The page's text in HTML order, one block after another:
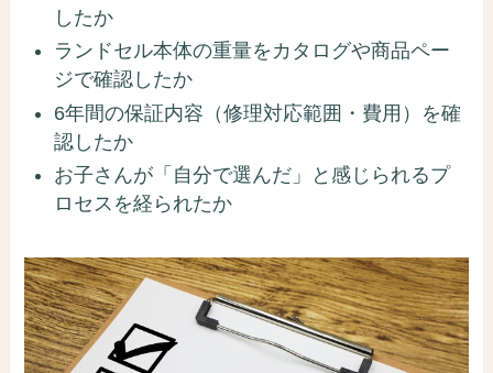
したか
ランドセル本体の重量をカタログや商品ペー
ジで確認したか
6年間の保証内容（修理対応範囲・費用）を確
認したか
お子さんが「自分で選んだ」と感じられるプ
ロセスを経られたか